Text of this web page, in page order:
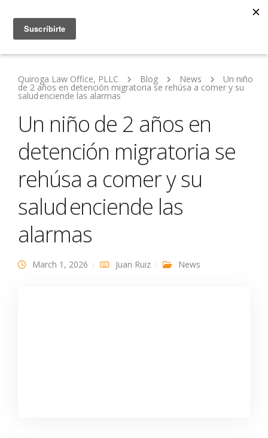
Quiroga Law Office, PLLC Blog News Un niño
de 2 años en detención migratoria se rehúsa a comer y su
salud enciende las alarmas
Un niño de 2 años en
detención migratoria se
rehúsa a comer y su
salud enciende las
alarmas
March 1, 2026 Juan Ruiz News